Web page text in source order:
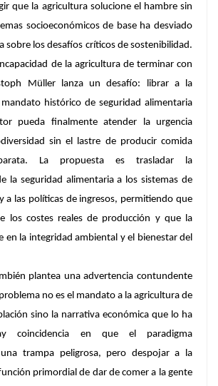
que la agricultura solucione el hambre sin
socioeconómicos de base ha desviado
sobre los desafíos críticos de sostenibilidad.
de la agricultura de terminar con
Müller lanza un desafío: librar a la
histórico de seguridad alimentaria
pueda finalmente atender la urgencia
sin el lastre de producir comida
La propuesta es trasladar la
la seguridad alimentaria a los sistemas de
a las políticas de ingresos, permitiendo que
los costes reales de producción y que la
en la integridad ambiental y el bienestar del
plantea una advertencia contundente
no es el mandato a la agricultura de
sino la narrativa económica que lo ha
coincidencia en que el paradigma
trampa peligrosa, pero despojar a la
primordial de dar de comer a la gente